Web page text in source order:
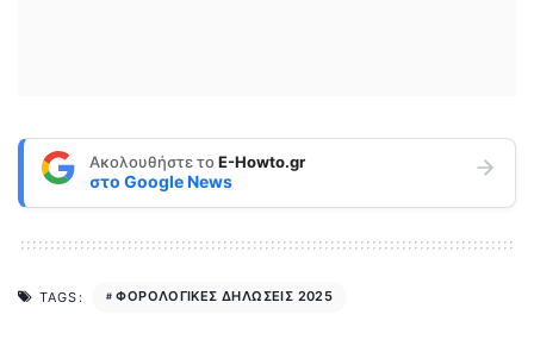
Ακολουθήστε τοE-Howto.gr
στο Google News
TAGS: ΦΟΡΟΛΟΓΙΚΕΣ ΔΗΛΩΣΕΙΣ 2025